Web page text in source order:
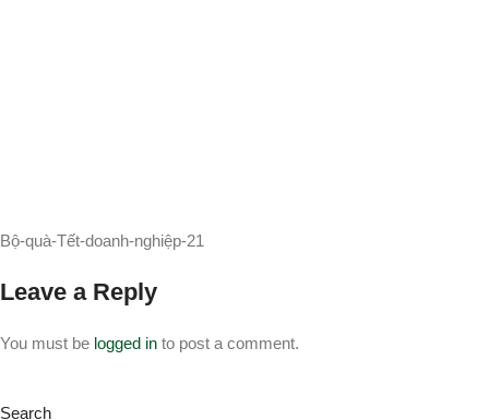
Bộ-quà-Tết-doanh-nghiệp-21
Leave a Reply
You must be logged in to post a comment.
Search